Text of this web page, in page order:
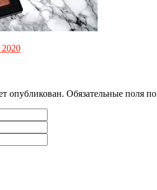
опубликован. Обязательные поля